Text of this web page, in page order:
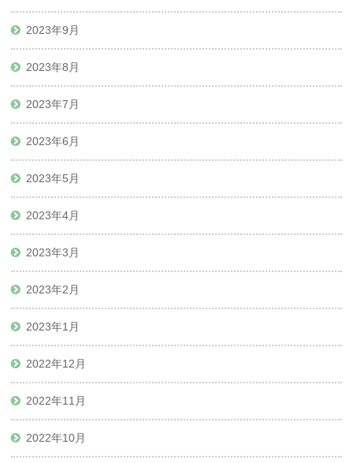
2023年9月
2023年8月
2023年7月
2023年6月
2023年5月
2023年4月
2023年3月
2023年2月
2023年1月
2022年12月
2022年11月
2022年10月